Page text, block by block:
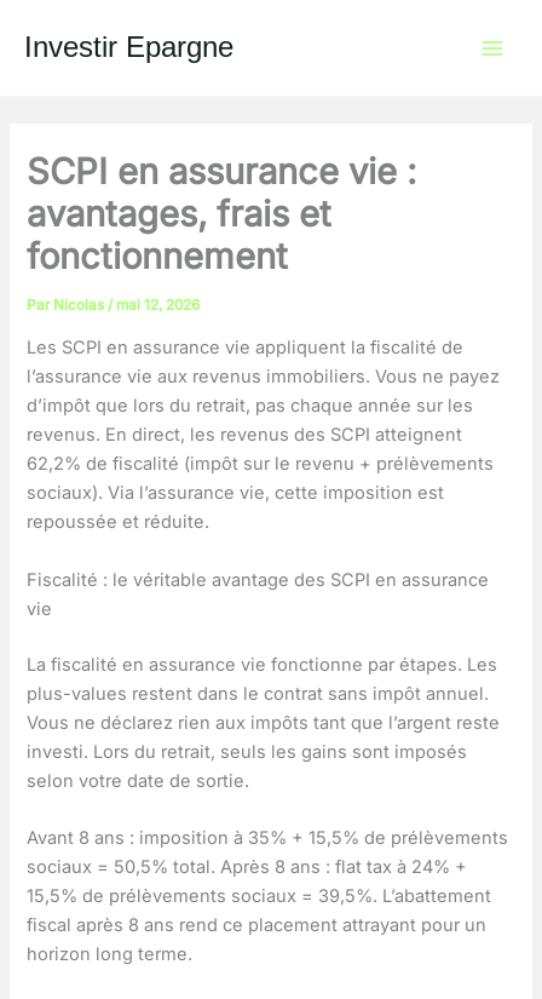
Investir Epargne
SCPI en assurance vie :
avantages, frais et
fonctionnement
Par Nicolas / mai 12, 2026
Les SCPI en assurance vie appliquent la fiscalité de
l’assurance vie aux revenus immobiliers. Vous ne payez
d’impôt que lors du retrait, pas chaque année sur les
revenus. En direct, les revenus des SCPI atteignent
62,2% de fiscalité (impôt sur le revenu + prélèvements
sociaux). Via l’assurance vie, cette imposition est
repoussée et réduite.
Fiscalité : le véritable avantage des SCPI en assurance
vie
La fiscalité en assurance vie fonctionne par étapes. Les
plus-values restent dans le contrat sans impôt annuel.
Vous ne déclarez rien aux impôts tant que l’argent reste
investi. Lors du retrait, seuls les gains sont imposés
selon votre date de sortie.
Avant 8 ans : imposition à 35% + 15,5% de prélèvements
sociaux = 50,5% total. Après 8 ans : flat tax à 24% +
15,5% de prélèvements sociaux = 39,5%. L’abattement
fiscal après 8 ans rend ce placement attrayant pour un
horizon long terme.